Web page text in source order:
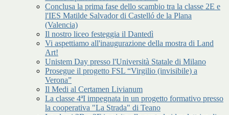
Conclusa la prima fase dello scambio tra la classe 2E e
l'IES Matilde Salvador di Castelló de la Plana
(Valencia)
Il nostro liceo festeggia il Dantedì
Vi aspettiamo all'inaugurazione della mostra di Land
Art!
Unistem Day presso l'Università Statale di Milano
Prosegue il progetto FSL “Virgilio (invisibile) a
Verona”
Il Medi al Certamen Livianum
La classe 4ªI impegnata in un progetto formativo presso
la cooperativa "La Strada" di Teano